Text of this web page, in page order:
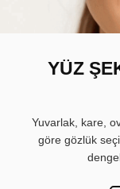
YÜZ
Yuvarlak, kare,
göre gözlük